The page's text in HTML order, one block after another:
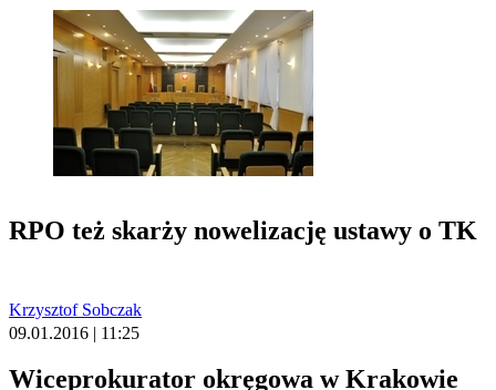
RPO też skarży nowelizację ustawy o TK
Krzysztof Sobczak
09.01.2016 | 11:25
Wiceprokurator okręgowa w Krakowie